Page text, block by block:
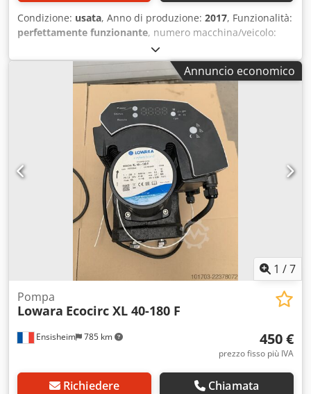
Condizione: usata, Anno di produzione: 2017, Funzionalità:
perfettamente funzionante, numero macchina/veicolo:
, tensione di ingresso:
ingresso:50 Hz, Il sistema di colata sotto vuoto è stato
utilizzato per colare la resina epossidica negli
alloggiamenti di plastica Dcjdpfxjvnrz Do Al Rok
Annuncio economico
1 /7
Ensisheim 785 km
Pompa
Lowara Ecocirc XL 40-180 F
450 €
prezzo fisso più IVA
Richiedere Chiamata